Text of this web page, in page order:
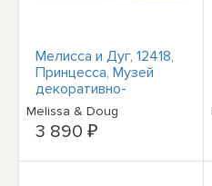
Мелисса и Дуг, 12418,
Принцесса, Музей
декоративно-
прикладного
искусства, Музей
яблонь
Melissa & Doug
3 890 ₽